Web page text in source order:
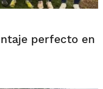
perfecto en